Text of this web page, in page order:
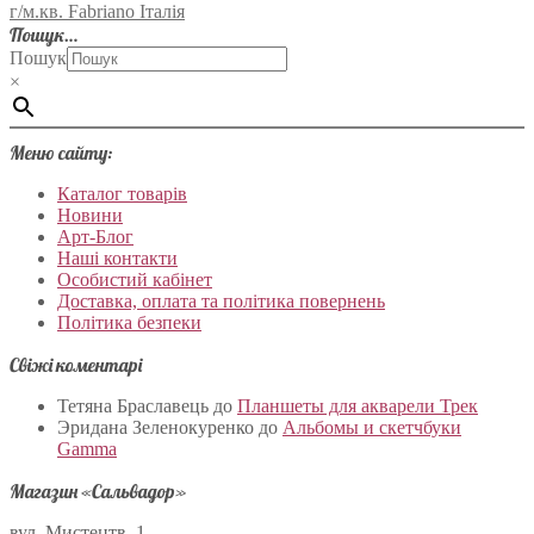
г/м.кв. Fabriano Італія
Пошук…
Пошук
×
Меню сайту:
Каталог товарів
Новини
Арт-Блог
Наші контакти
Особистий кабінет
Доставка, оплата та політика повернень
Політика безпеки
Свіжі коментарі
Тетяна Браславець до Планшеты для акварели Трек
Эридана Зеленокуренко до Альбомы и скетчбуки
Gamma
Магазин «Сальвадор»